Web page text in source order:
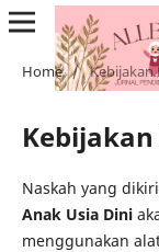
Home / Kebijakan
Naskah yang
Anak Usia Dini
menggunakan